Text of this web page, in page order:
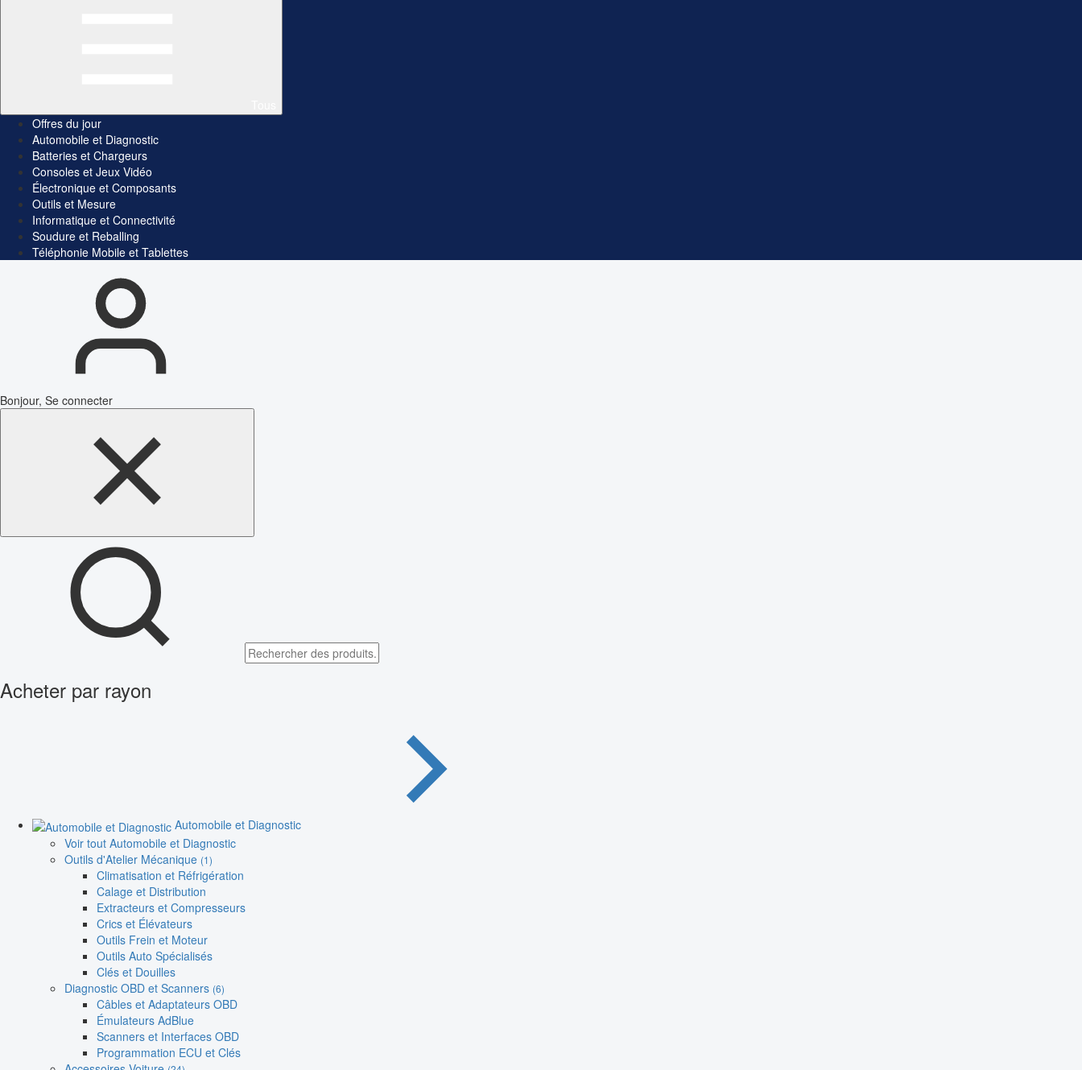
Offres du jour
Automobile et Diagnostic
Batteries et Chargeurs
Consoles et Jeux Vidéo
Électronique et Composants
Outils et Mesure
Informatique et Connectivité
Soudure et Reballing
Téléphonie Mobile et Tablettes
Bonjour, Se connecter
Acheter par rayon
Automobile et Diagnostic
Voir tout Automobile et Diagnostic
Outils d'Atelier Mécanique (1)
Climatisation et Réfrigération
Calage et Distribution
Extracteurs et Compresseurs
Crics et Élévateurs
Outils Frein et Moteur
Outils Auto Spécialisés
Clés et Douilles
Diagnostic OBD et Scanners (6)
Câbles et Adaptateurs OBD
Émulateurs AdBlue
Scanners et Interfaces OBD
Programmation ECU et Clés